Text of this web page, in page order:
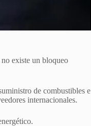
existe un bloqueo
de combustibles e
internacionales.